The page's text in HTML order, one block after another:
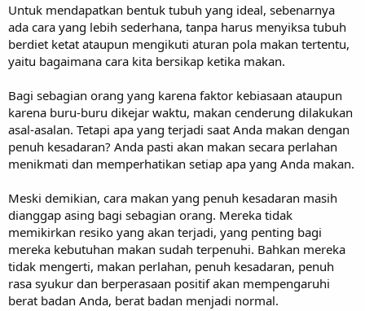
Untuk mendapatkan bentuk tubuh yang ideal, sebenarnya
ada cara yang lebih sederhana, tanpa harus menyiksa tubuh
berdiet ketat ataupun mengikuti aturan pola makan tertentu,
yaitu bagaimana cara kita bersikap ketika makan.
Bagi sebagian orang yang karena faktor kebiasaan ataupun
karena buru-buru dikejar waktu, makan cenderung dilakukan
asal-asalan. Tetapi apa yang terjadi saat Anda makan dengan
penuh kesadaran? Anda pasti akan makan secara perlahan
menikmati dan memperhatikan setiap apa yang Anda makan.
Meski demikian, cara makan yang penuh kesadaran masih
dianggap asing bagi sebagian orang. Mereka tidak
memikirkan resiko yang akan terjadi, yang penting bagi
mereka kebutuhan makan sudah terpenuhi. Bahkan mereka
tidak mengerti, makan perlahan, penuh kesadaran, penuh
rasa syukur dan berperasaan positif akan mempengaruhi
berat badan Anda, berat badan menjadi normal.